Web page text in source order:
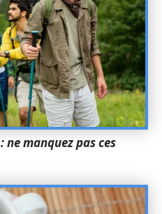
ne manquez pas ces